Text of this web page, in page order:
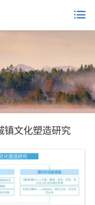
镇文化塑造研究